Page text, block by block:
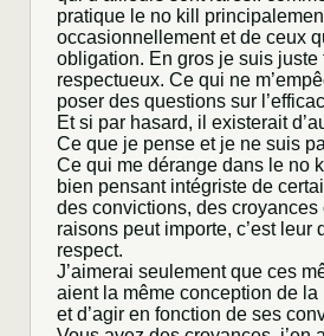
pratique le no kill
occasionnellement et de ceux
obligation. En gros je suis juste
respectueux. Ce qui ne
poser des questions sur
Et si par hasard, il existerait
Ce que je pense et je ne suis
Ce qui me dérange dans le no
bien pensant intégriste de
des convictions, des croyances
raisons peut importe, c’est leur
respect.
J’aimerai seulement que ces
aient la même conception de
et d’agir en fonction de ses